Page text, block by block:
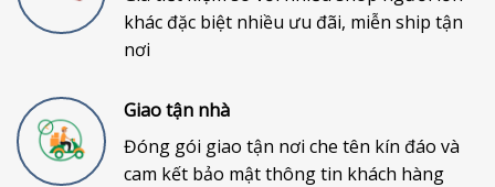
khác đặc biệt nhiều ưu đãi, miễn ship tận
nơi
Giao tận nhà
Đóng gói giao tận nơi che tên kín đáo và
cam kết bảo mật thông tin khách hàng